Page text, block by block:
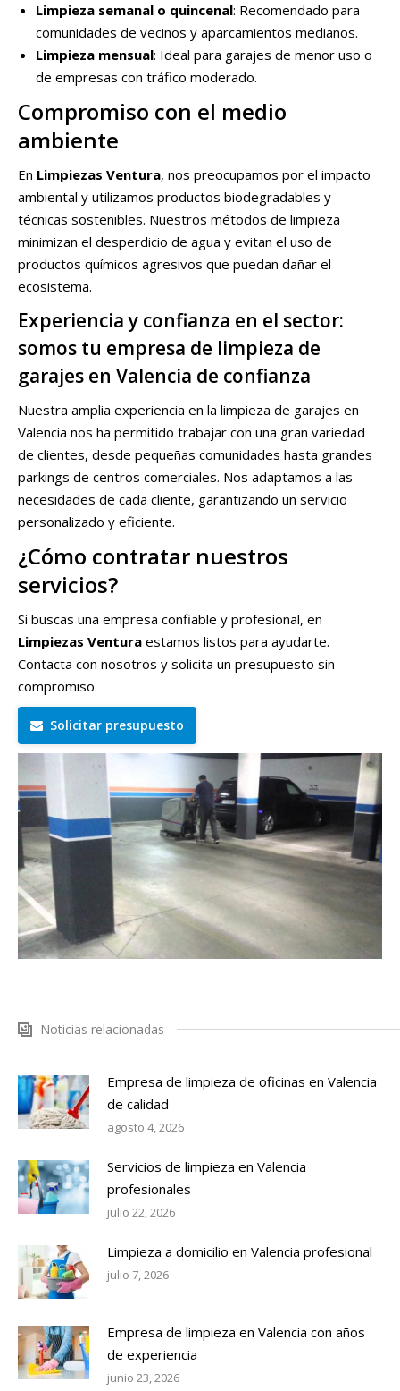
Limpieza semanal o quincenal: Recomendado para
comunidades de vecinos y aparcamientos medianos.
Limpieza mensual: Ideal para garajes de menor uso o
de empresas con tráfico moderado.
Compromiso con el medio
ambiente
En Limpiezas Ventura, nos preocupamos por el impacto
ambiental y utilizamos productos biodegradables y
técnicas sostenibles. Nuestros métodos de limpieza
minimizan el desperdicio de agua y evitan el uso de
productos químicos agresivos que puedan dañar el
ecosistema.
Experiencia y confianza en el sector:
somos tu empresa de limpieza de
garajes en Valencia de confianza
Nuestra amplia experiencia en la limpieza de garajes en
Valencia nos ha permitido trabajar con una gran variedad
de clientes, desde pequeñas comunidades hasta grandes
parkings de centros comerciales. Nos adaptamos a las
necesidades de cada cliente, garantizando un servicio
personalizado y eficiente.
¿Cómo contratar nuestros
servicios?
Si buscas una empresa confiable y profesional, en
Limpiezas Ventura estamos listos para ayudarte.
Contacta con nosotros y solicita un presupuesto sin
compromiso.
Solicitar presupuesto
Noticias relacionadas
Empresa de limpieza de oficinas en Valencia
de calidad
agosto 4, 2026
Servicios de limpieza en Valencia
profesionales
julio 22, 2026
Limpieza a domicilio en Valencia profesional
julio 7, 2026
Empresa de limpieza en Valencia con años
de experiencia
junio 23, 2026